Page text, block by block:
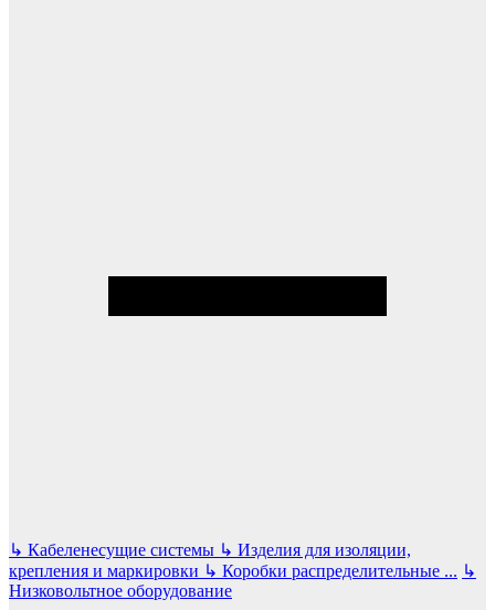
↳ Кабеленесущие системы ↳ Изделия для изоляции,
крепления и маркировки ↳ Коробки распределительные ... ↳
Низковольтное оборудование